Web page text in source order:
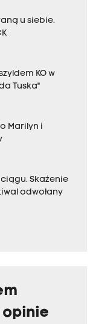
u siebie.
KO w
Tuska"
Marilyn i
Skażenie
odwołany
opinie